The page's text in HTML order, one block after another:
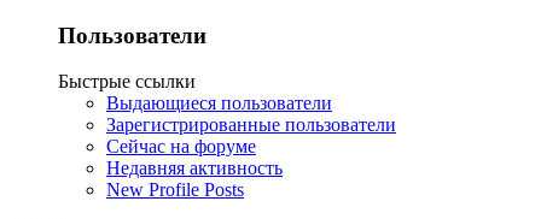
Пользователи
Быстрые ссылки
Выдающиеся пользователи
Зарегистрированные пользователи
Сейчас на форуме
Недавняя активность
New Profile Posts